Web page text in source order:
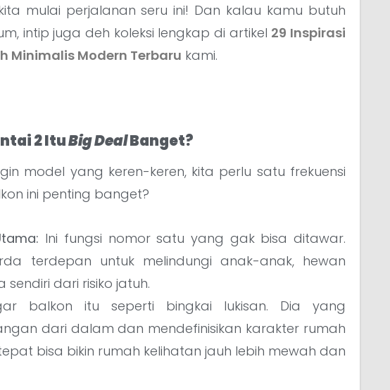
mulai perjalanan seru ini! Dan kalau kamu butuh
intip juga deh koleksi lengkap di artikel 29 Inspirasi
Minimalis Modern Terbaru kami.
2 ItuBig DealBanget?
model yang keren-keren, kita perlu satu frekuensi
ini penting banget?
Ini fungsi nomor satu yang gak bisa ditawar.
terdepan untuk melindungi anak-anak, hewan
dari risiko jatuh.
balkon itu seperti bingkai lukisan. Dia yang
dari dalam dan mendefinisikan karakter rumah
bisa bikin rumah kelihatan jauh lebih mewah dan